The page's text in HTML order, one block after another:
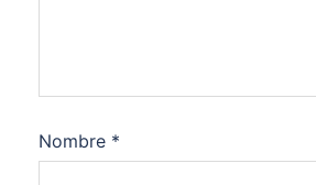
Nombre *